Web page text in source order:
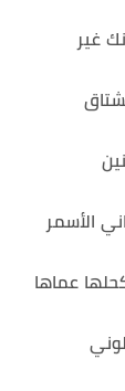
غير
الأسمر
عماها